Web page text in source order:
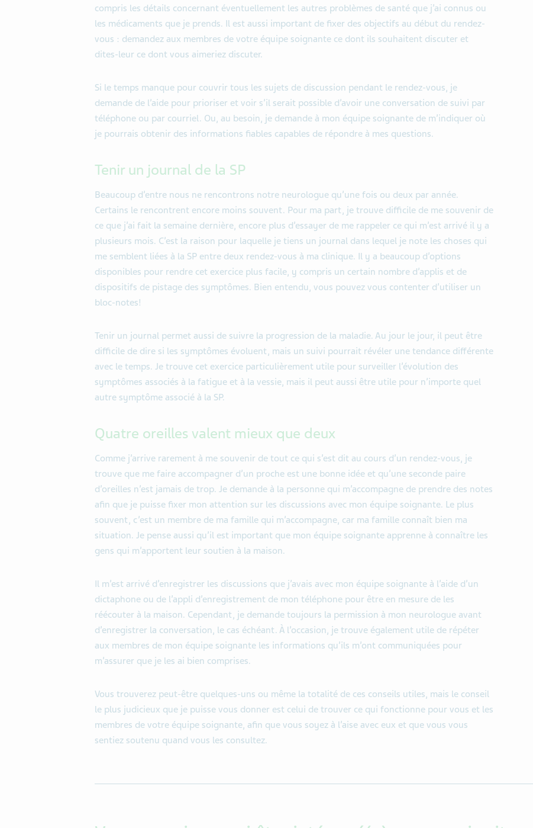
compris les détails concernant éventuellement les autres problèmes de santé que j’ai connus ou
les médicaments que je prends. Il est aussi important de fixer des objectifs au début du rendez-
vous : demandez aux membres de votre équipe soignante ce dont ils souhaitent discuter et
dites-leur ce dont vous aimeriez discuter.
Si le temps manque pour couvrir tous les sujets de discussion pendant le rendez-vous, je
demande de l’aide pour prioriser et voir s’il serait possible d’avoir une conversation de suivi par
téléphone ou par courriel. Ou, au besoin, je demande à mon équipe soignante de m’indiquer où
je pourrais obtenir des informations fiables capables de répondre à mes questions.
Tenir un journal de la SP
Beaucoup d’entre nous ne rencontrons notre neurologue qu’une fois ou deux par année.
Certains le rencontrent encore moins souvent. Pour ma part, je trouve difficile de me souvenir de
ce que j’ai fait la semaine dernière, encore plus d’essayer de me rappeler ce qui m’est arrivé il y a
plusieurs mois. C’est la raison pour laquelle je tiens un journal dans lequel je note les choses qui
me semblent liées à la SP entre deux rendez-vous à ma clinique. Il y a beaucoup d’options
disponibles pour rendre cet exercice plus facile, y compris un certain nombre d’applis et de
dispositifs de pistage des symptômes. Bien entendu, vous pouvez vous contenter d’utiliser un
bloc-notes!
Tenir un journal permet aussi de suivre la progression de la maladie. Au jour le jour, il peut être
difficile de dire si les symptômes évoluent, mais un suivi pourrait révéler une tendance différente
avec le temps. Je trouve cet exercice particulièrement utile pour surveiller l’évolution des
symptômes associés à la fatigue et à la vessie, mais il peut aussi être utile pour n’importe quel
autre symptôme associé à la SP.
Quatre oreilles valent mieux que deux
Comme j’arrive rarement à me souvenir de tout ce qui s’est dit au cours d’un rendez-vous, je
trouve que me faire accompagner d’un proche est une bonne idée et qu’une seconde paire
d’oreilles n’est jamais de trop. Je demande à la personne qui m’accompagne de prendre des notes
afin que je puisse fixer mon attention sur les discussions avec mon équipe soignante. Le plus
souvent, c’est un membre de ma famille qui m’accompagne, car ma famille connaît bien ma
situation. Je pense aussi qu’il est important que mon équipe soignante apprenne à connaître les
gens qui m’apportent leur soutien à la maison.
Il m’est arrivé d’enregistrer les discussions que j’avais avec mon équipe soignante à l’aide d’un
dictaphone ou de l’appli d’enregistrement de mon téléphone pour être en mesure de les
réécouter à la maison. Cependant, je demande toujours la permission à mon neurologue avant
d’enregistrer la conversation, le cas échéant. À l’occasion, je trouve également utile de répéter
aux membres de mon équipe soignante les informations qu’ils m’ont communiquées pour
m’assurer que je les ai bien comprises.
Vous trouverez peut-être quelques-uns ou même la totalité de ces conseils utiles, mais le conseil
le plus judicieux que je puisse vous donner est celui de trouver ce qui fonctionne pour vous et les
membres de votre équipe soignante, afin que vous soyez à l’aise avec eux et que vous vous
sentiez soutenu quand vous les consultez.